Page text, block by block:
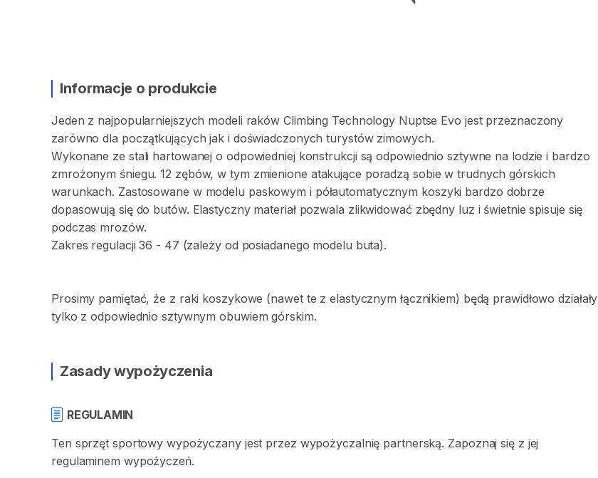
Informacje o produkcie
Jeden z najpopularniejszych modeli raków Climbing Technology Nuptse Evo jest przeznaczony
zarówno dla początkujących jak i doświadczonych turystów zimowych.
Wykonane ze stali hartowanej o odpowiedniej konstrukcji są odpowiednio sztywne na lodzie i bardzo
zmrożonym śniegu. 12 zębów​,​ w tym zmienione atakujące poradzą sobie w trudnych górskich
warunkach. Zastosowane w modelu paskowym i półautomatycznym koszyki bardzo dobrze
dopasowują się do butów. Elastyczny materiał pozwala zlikwidować zbędny luz i świetnie spisuje się
podczas mrozów.
Zakres regulacji 36 - 47 (zależy od posiadanego modelu buta).
Prosimy pamiętać​,​ że z raki koszykowe (nawet te z elastycznym łącznikiem) będą prawidłowo działały
tylko z odpowiednio sztywnym obuwiem górskim.
Zasady wypożyczenia
REGULAMIN
Ten sprzęt sportowy wypożyczany jest przez wypożyczalnię partnerską. Zapoznaj się z jej
regulaminem wypożyczeń.